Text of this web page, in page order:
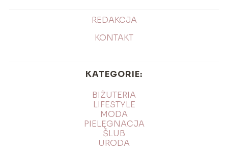
REDAKCJA
KONTAKT
KATEGORIE:
BIŻUTERIA
LIFESTYLE
MODA
PIELĘGNACJA
ŚLUB
URODA